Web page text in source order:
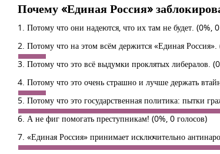
Почему «Единая Россия»
1. Потому что они надеются, что их там не будет. (0%,
2. Потому что на этом всём держится «Единая Россия».
3. Потому что это всё выдумки проклятых либералов.
4. Потому что это очень страшно и лучше держать
5. Потому что это государственная политика: пытки
6. А не фиг помогать преступникам! (0%, 0 голосов)
7. «Единая Россия» принимает исключительно